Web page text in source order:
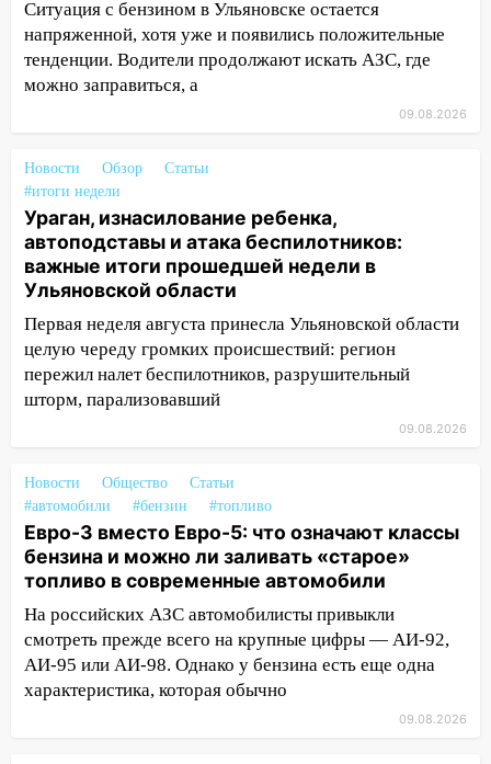
непогода
07:30 Евро-3 вместо Евро-5: что
означают классы бензина и можно ли
06:30
Какая погода будет в Ульяновской
области днем 9 августа
05:05 День, когда всё может
измениться: гороскоп на 9 августа —
три знака получат шанс, который нельзя
упустить
08.08.2026
20:10 Во время урагана в Ульяновске на
Волге перевернулась лодка
заблокировало в машине двух женщин
17:15 В Ульяновской области
ремонтируют девять мостов: один уже
готов, ещё два — почти завершены
17:00
«Ульяновскалипсис»: последствия
урагана 8 августа
16:38 Прогноз погоды в Ульяновской
области на 9 августа
Ситуация с бензином в Ульяновске остается
напряженной, хотя уже и появились положительные
тенденции. Водители продолжают искать АЗС, где
можно заправиться, а
09.08.2026
Новости Обзор
Статьи
#итоги недели
Ураган, изнасилование ребенка,
автоподставы и атака беспилотников:
важные итоги прошедшей недели в
Ульяновской области
Первая неделя августа принесла Ульяновской области
целую череду громких происшествий: регион
пережил налет беспилотников, разрушительный
шторм, парализовавший
09.08.2026
Новости Общество
Статьи
#автомобили
#бензин #топливо
Евро-3 вместо Евро-5: что означают классы
бензина и можно ли заливать «старое»
топливо в современные автомобили
На российских АЗС автомобилисты привыкли
смотреть прежде всего на крупные цифры — АИ-92,
АИ-95 или АИ-98. Однако у бензина есть еще одна
характеристика, которая обычно
09.08.2026